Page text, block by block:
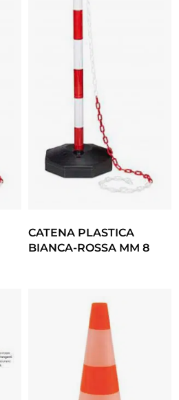
CATENA PLASTICA
BIANCA-ROSSA MM 8